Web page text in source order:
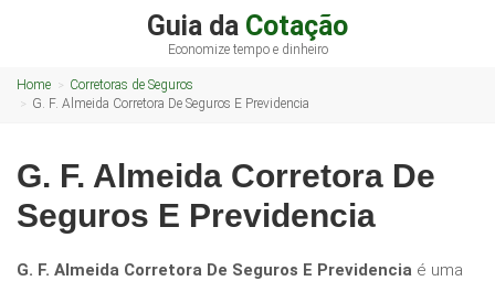
Guia da Cotação
Economize tempo e dinheiro
Home
Corretoras de Seguros
G. F. Almeida Corretora De Seguros E Previdencia
G. F. Almeida Corretora De
Seguros E Previdencia
G. F. Almeida Corretora De Seguros E Previdencia é uma